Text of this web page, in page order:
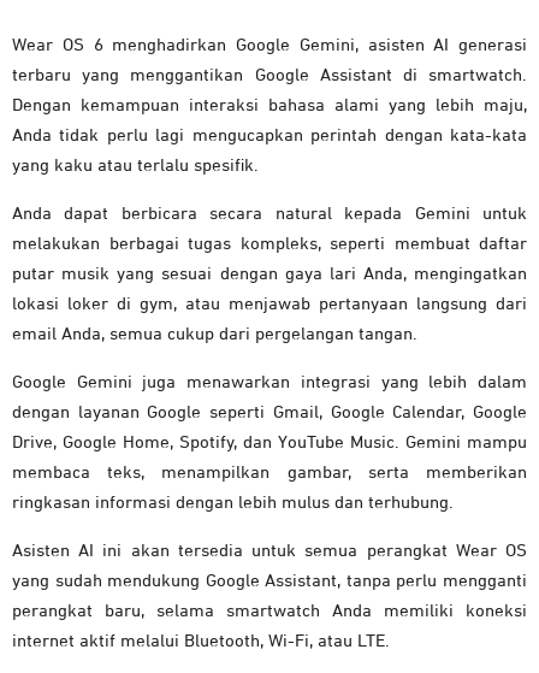
Wear OS 6 menghadirkan Google Gemini, asistenAI generasi
terbaruyang menggantikan Google Assistant di smartwatch.
Dengan
kemampuan interaksi bahasa alami yang lebih maju,
Andatidak perlu lagi mengucapkan perintah dengan kata- kata
yang kaku atau terlalu spesifik.
Andadapat berbicara secara natural kepada Gemini untuk
melakukan
berbagai tugas kompleks, seperti membuat daftar
putar musikyang sesuai dengan gaya lari Anda, mengingatkan
lokasi loker di gym, atau menjawab pertanyaan langsung dari
email Anda, semua cukup dari pergelangan tangan.
Google Gemini juga menawarkan integrasi yang lebihdalam
dengan layanan Google seperti Gmail, Google Calendar, Google
Drive, Google Home, Spotify, dan YouTube Music. Gemini mampu
membacateks, menampilkan gambar, serta memberikan
ringkasan informasi dengan lebih mulus dan terhubung.
AsistenAI ini akan tersedia untuk semua perangkat Wear OS
yang sudah mendukung GoogleAssistant, tanpa perlu mengganti
perangkat
baru, selama smartwatch Anda memiliki
koneksi
internet aktif melalui Bluetooth, Wi- Fi, atau LTE.